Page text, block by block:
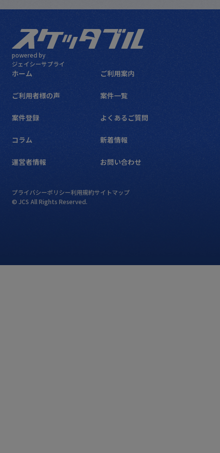
powered by
ジェイシーサプライ
ホーム ご利用案内
ご利用者様の声 案件一覧
案件登録 よくあるご質問
コラム 新着情報
運営者情報 お問い合わせ
© JCS All Rights Reserved.
プライバシーポリシー利用規約サイトマップ